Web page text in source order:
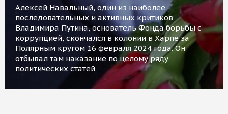
Алексей Навальный, один из наиболее
последовательных и активных критиков
Владимира Путина, основатель Фонда борьбы с
коррупцией, скончался в колонии в Харпе за
Полярным кругом 16 февраля 2024 года. Он
отбывал там наказание по целому ряду
политических статей